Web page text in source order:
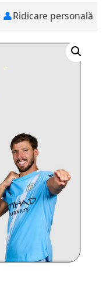
👤Ridicare personală